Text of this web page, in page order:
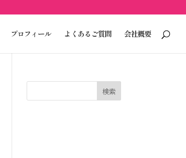
プロフィール よくあるご質問 会社概要
検索